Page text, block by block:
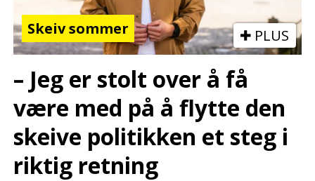
Skeiv sommer PLUS
– Jeg er stolt over å få
være med på å flytte den
skeive politikken et steg i
riktig retning